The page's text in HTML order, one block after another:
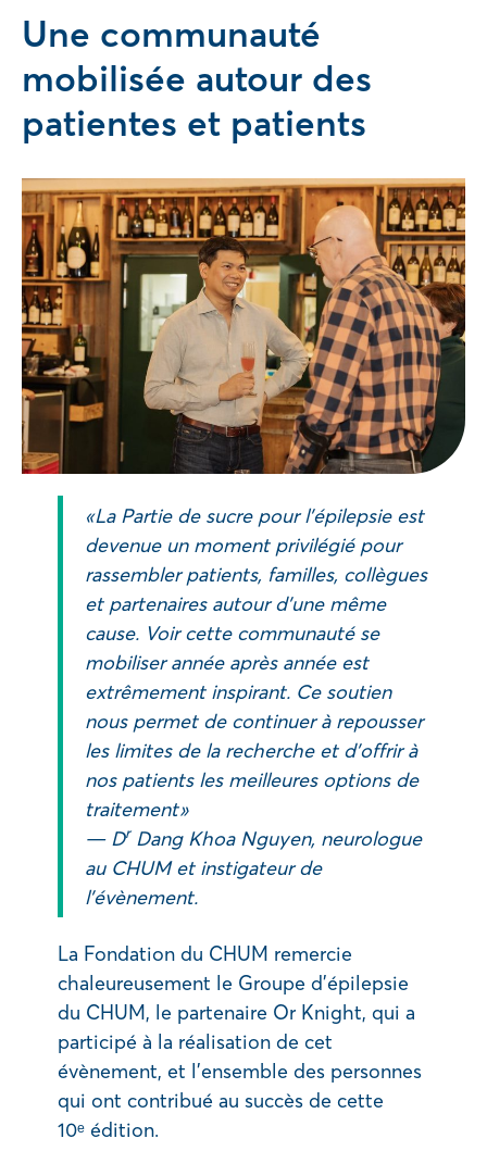
Une communauté
mobilisée autour des
patientes et patients
« La Partie de sucre pour l’épilepsie est
devenue un moment privilégié pour
rassembler patients, familles, collègues
et partenaires autour d’une même
cause. Voir cette communauté se
mobiliser année après année est
extrêmement inspirant. Ce soutien
nous permet de continuer à repousser
les limites de la recherche et d’offrir à
nos patients les meilleures options de
traitement »
— DrDang Khoa Nguyen, neurologue
au CHUM et instigateur de
l’évènement.
La Fondation du CHUM remercie
chaleureusement le Groupe d’épilepsie
du CHUM, le partenaire Or Knight, qui a
participé à la réalisation de cet
évènement, et l’ensemble des personnes
qui ont contribué au succès de cette
10ᵉ édition.